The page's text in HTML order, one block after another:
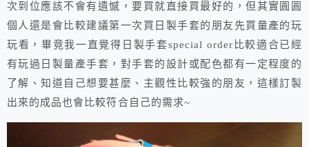
次到位應該不會有遺憾，要買就直接買最好的，但其實圓圓
個人還是會比較建議第一次買日製手套的朋友先買量產的玩
玩看，畢竟我一直覺得日製手套special order比較適合已經
有玩過日製量產手套，對手套的設計或配色都有一定程度的
了解、知道自己想要甚麼、主觀性比較強的朋友，這樣訂製
出來的成品也會比較符合自己的需求~